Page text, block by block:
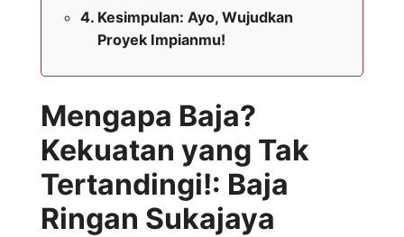
Kesimpulan: Ayo, Wujudkan
Proyek Impianmu!
Mengapa Baja?
Kekuatan yang Tak
Tertandingi!: Baja
Ringan Sukajaya